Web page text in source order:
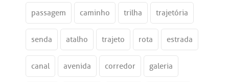
passagem caminho trilha trajetória
senda atalho trajeto rota estrada
canal avenida corredor galeria